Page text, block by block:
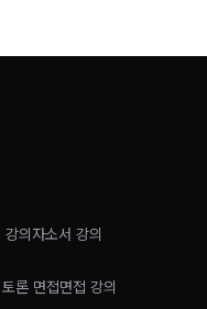
의자소서 강의
론 면접면접 강의